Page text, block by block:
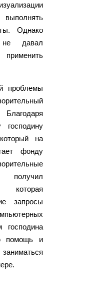
Однако
не давал
применить
проблемы
господину
на
фонду
получил
которая
запросы
господина
помощь и